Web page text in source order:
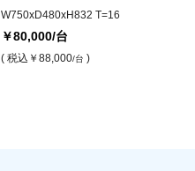
W750xD480xH832 T=16
￥80,000/台
( 税込 ￥88,000/台 )